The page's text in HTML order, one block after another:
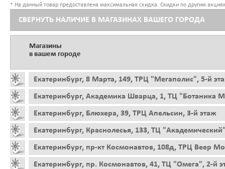
* На данный товар предоставлена максимальная скидка. Скидки по другим
СВЕРНУТЬ НАЛИЧИЕ В МАГАЗИНАХ ВАШЕГО ГОРОДА
Магазины
в вашем городе
Екатеринбург, 8 Марта, 149, ТРЦ "Мегаполис", 5-й
Екатеринбург, Академика Шварца, 1, ТЦ "Ботаника
Екатеринбург, Блюхера, 39, ТРЦ Апельсин, 3-й этаж
Екатеринбург, Краснолесья, 133, ТЦ
Екатеринбург, пр-кт Космонавтов, 108д, ТРЦ Веер
Екатеринбург, пр. Космонавтов, 41, ТЦ "Омега", 2-й